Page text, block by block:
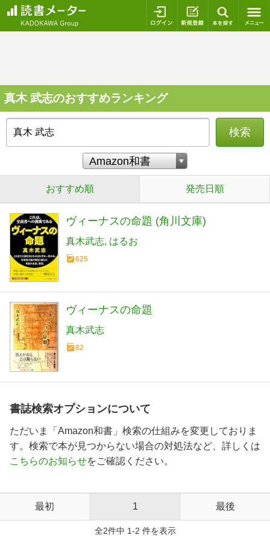
ログイン 新規登録
真木 武志のおすすめランキング
検索
おすすめ順 発売日順
ヴィーナスの命題 (角川文庫)
真木武志 はるお
625
ヴィーナスの命題
真木武志
82
書誌検索オプションについて
ただいま「Amazon和書」検索の仕組みを変更しておりま
す。検索で本が見つからない場合の対処法など、詳しくは
こちらのお知らせをご確認ください。
最初 1 最後
全2件中 1-2 件を表示